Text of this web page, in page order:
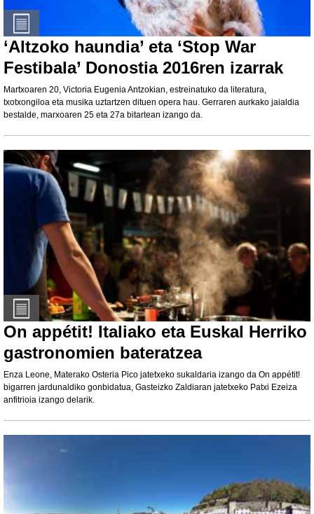
‘Altzoko haundia’ eta ‘Stop War
Festibala’ Donostia 2016ren izarrak
Martxoaren 20, Victoria Eugenia Antzokian, estreinatuko da literatura,
txotxongiloa eta musika uztartzen dituen opera hau. Gerraren aurkako jaialdia
bestalde, marxoaren 25 eta 27a bitartean izango da.
On appétit! Italiako eta Euskal Herriko
gastronomien bateratzea
Enza Leone, Materako Osteria Pico jatetxeko sukaldaria izango da On appétit!
bigarren jardunaldiko gonbidatua, Gasteizko Zaldiaran jatetxeko Patxi Ezeiza
anfitrioia izango delarik.